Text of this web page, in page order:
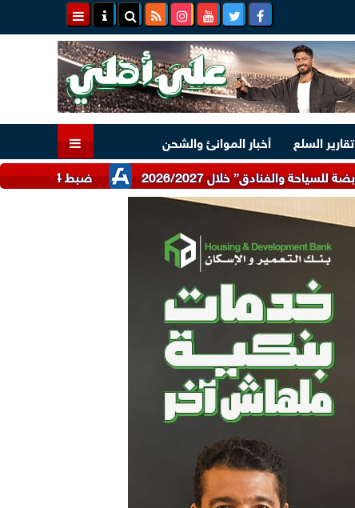
تقارير السلع
أخبار الموانئ والشحن
ضبط 24 طن دقيق أبيض وبلدي مدعم عبر شرطة التموين